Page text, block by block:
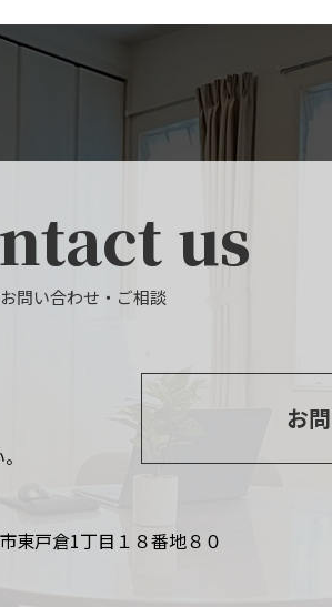
us
お問い合わせ・ご相談
お
東戸倉1丁目１８番地８０